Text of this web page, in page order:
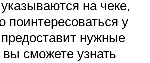
на чеке,
поинтересоваться у
нужные
сможете узнать